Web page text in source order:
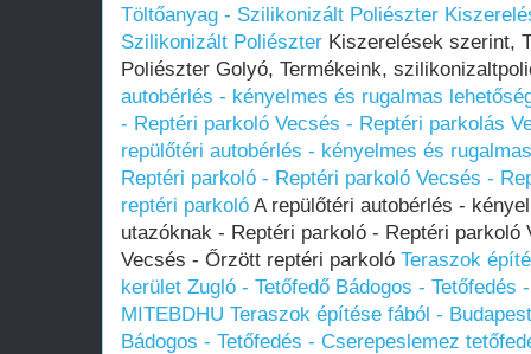
Töltőanyag - Szilikonizált Poliészter
Szilikonizált Poliészter Kiszerelések szerint,
Poliészter Golyó, Termékeink,
autobérlés - kényelmes és rugalmas
- Reptéri parkoló Vecsés - Reptéri parkolás
repülőtéri autobérlés - kényelmes és
Reptéri parkoló - Reptéri parkoló Vecsés -
reptéri parkoló A repülőtéri autobérlés -
utazóknak - Reptéri parkoló - Reptéri parkoló
Vecsés - Őrzött reptéri parkoló Teraszok
kerület Zugló - Tetőfedő Bádogos - Tetőfedés
MITEBDHU Teraszok építése fából -
Bádogos - Tetőfedés - Cserepeslemez